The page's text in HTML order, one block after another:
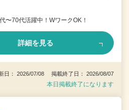
70代活躍中！WワークOK！
詳細を見る
日： 2026/07/08 掲載終了日： 2026/08/07
本日掲載終了になります